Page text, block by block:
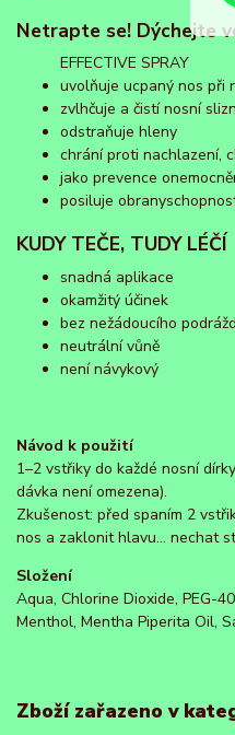
Netrapte se! Dýchejte
EFFECTIVE SPRAY
uvolňuje ucpaný nos při
zvlhčuje a čistí nosní
odstraňuje hleny
chrání proti nachlazení,
jako prevence
posiluje
KUDY TEČE, TUDY LÉČÍ
snadná aplikace
okamžitý účinek
bez nežádoucího
neutrální vůně
není návykový
Návod k použití
1–2 vstřiky do každé nosní
dávka není omezena).
Zkušenost: před spaním 2
nos a zaklonit hlavu… nechat
Složení
Aqua, Chlorine Dioxide, PEG-
Menthol, Mentha Piperita Oil,
Zboží zařazeno v